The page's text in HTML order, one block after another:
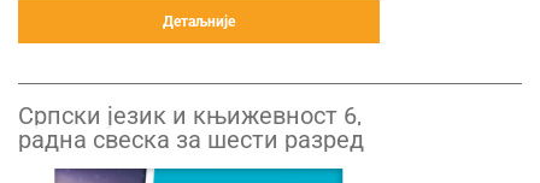
Детаљније
Српски језик и књижевност 6,
радна свеска за шести разред